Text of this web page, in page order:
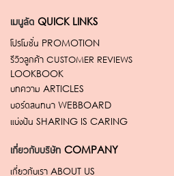
เมนูลัด QUICK LINKS
โปรโมชั่น PROMOTION
รีวิวลูกค้า CUSTOMER REVIEWS
LOOKBOOK
บทความ ARTICLES
บอร์ดสนทนา WEBBOARD
แบ่งปัน SHARING IS CARING
เกี่ยวกับบริษัท COMPANY
เกี่ยวกับเรา ABOUT US